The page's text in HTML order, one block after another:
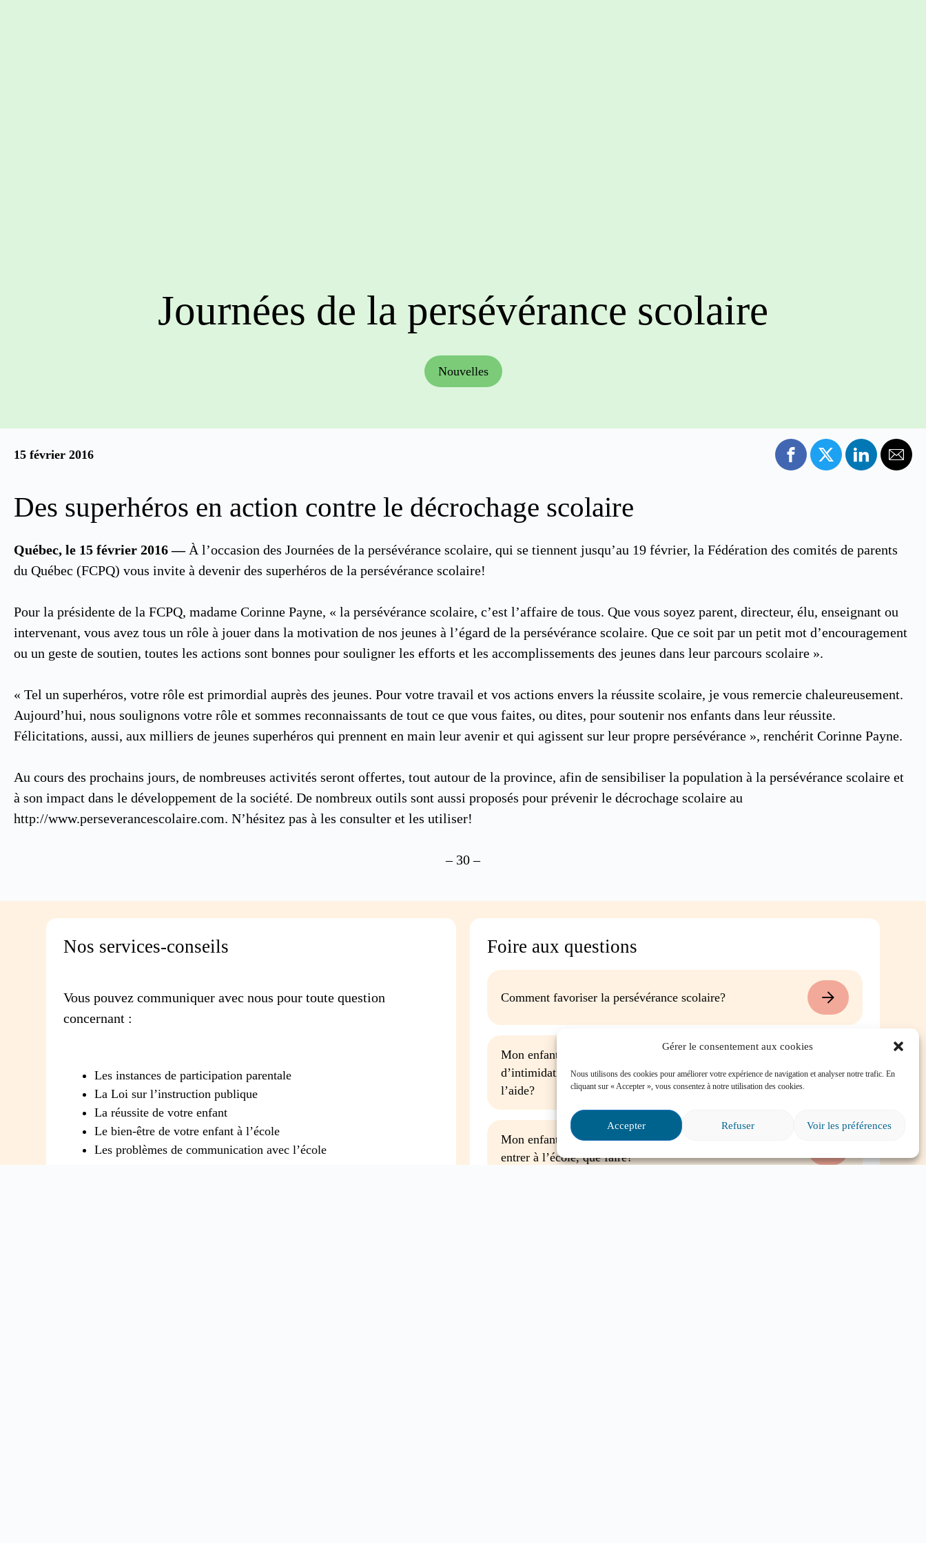
Gérer le consentement aux cookies
Nous utilisons des cookies pour améliorer votre expérience de navigation et analyser notre trafic. En
cliquant sur « Accepter », vous consentez à notre utilisation des cookies.
Accepter Refuser Voir les préférences
Journées de la persévérance scolaire
Nouvelles
15 février 2016
Des superhéros en action contre le décrochage scolaire
Québec, le 15 février 2016 —À l’occasion des Journées de la persévérance scolaire, qui se tiennent jusqu’au 19 février, la Fédération des comités de parents
du Québec (FCPQ) vous invite à devenir des superhéros de la persévérance scolaire!
Pour la présidente de la FCPQ, madame Corinne Payne, « la persévérance scolaire, c’est l’affaire de tous. Que vous soyez parent, directeur, élu, enseignant ou
intervenant, vous avez tous un rôle à jouer dans la motivation de nos jeunes à l’égard de la persévérance scolaire. Que ce soit par un petit mot d’encouragement
ou un geste de soutien, toutes les actions sont bonnes pour souligner les efforts et les accomplissements des jeunes dans leur parcours scolaire ».
« Tel un superhéros, votre rôle est primordial auprès des jeunes. Pour votre travail et vos actions envers la réussite scolaire, je vous remercie chaleureusement.
Aujourd’hui, nous soulignons votre rôle et sommes reconnaissants de tout ce que vous faites, ou dites, pour soutenir nos enfants dans leur réussite.
Félicitations, aussi, aux milliers de jeunes superhéros qui prennent en main leur avenir et qui agissent sur leur propre persévérance », renchérit Corinne Payne.
Au cours des prochains jours, de nombreuses activités seront offertes, tout autour de la province, afin de sensibiliser la population à la persévérance scolaire et
à son impact dans le développement de la société. De nombreux outils sont aussi proposés pour prévenir le décrochage scolaire au
http://www.perseverancescolaire.com. N’hésitez pas à les consulter et les utiliser!
– 30 –
Nos services-conseils
Vous pouvez communiquer avec nous pour toute question
concernant :
Les instances de participation parentale
La Loi sur l’instruction publique
La réussite de votre enfant
Le bien-être de votre enfant à l’école
Les problèmes de communication avec l’école
Foire aux questions
Comment favoriser la persévérance scolaire?
Mon enfant est impliqué dans une situation
d’intimidation à l’école, où puis-je trouver de
l’aide?
Mon enfant a des besoins particuliers et il va
entrer à l’école, que faire?